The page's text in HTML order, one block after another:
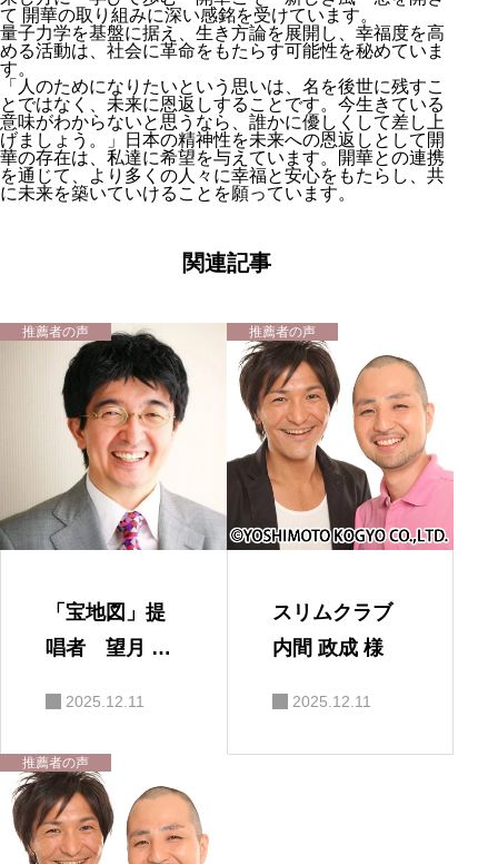
て 開華の取り組みに深い感銘を受けています。
量子力学を基盤に据え、生き方論を展開し、幸福度を高
める活動は、社会に革命をもたらす可能性を秘めていま
す。
「人のためになりたいという思いは、名を後世に残すこ
とではなく、未来に恩返しすることです。今生きている
意味がわからないと思うなら、誰かに優しくして差し上
げましょう。」日本の精神性を未来への恩返しとして開
華の存在は、私達に希望を与えています。開華との連携
を通じて、より多くの人々に幸福と安心をもたらし、共
に未来を築いていけることを願っています。
関連記事
推薦者の声
「宝地図」提
唱者 望月 俊
2025.12.11
推薦者の声
スリムクラブ
内間 政成 様
2025.12.11
推薦者の声